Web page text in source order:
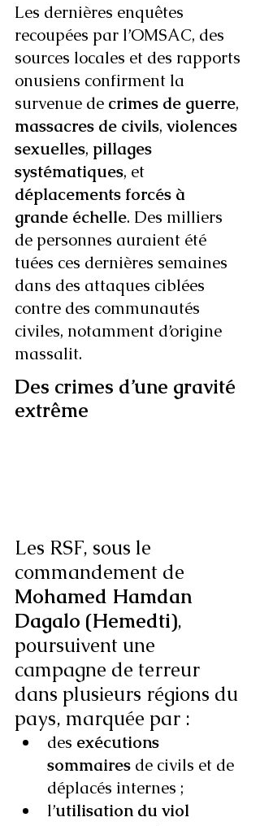
Les dernières enquêtes
recoupées par l’OMSAC, des
sources locales et des rapports
onusiens confirment la
survenue de crimes de guerre,
massacres de civils, violences
sexuelles, pillages
systématiques, et
déplacements forcés à
grande échelle. Des milliers
de personnes auraient été
tuées ces dernières semaines
dans des attaques ciblées
contre des communautés
civiles, notamment d’origine
massalit.
Des crimes d’une gravité
extrême
Les RSF, sous le
commandement de
Mohamed Hamdan
Dagalo (Hemedti),
poursuivent une
campagne de terreur
dans plusieurs régions du
pays, marquée par :
des exécutions
sommaires de civils et de
déplacés internes ;
l’utilisation du viol